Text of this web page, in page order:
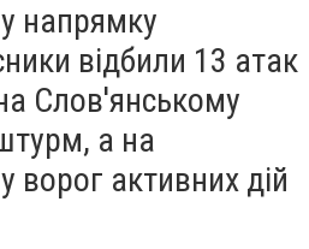
напрямку
відбили 13 атак
Слов'янському
а на
ворог активних дій